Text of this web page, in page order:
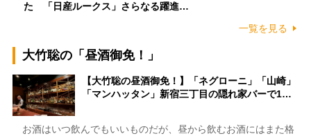
た 「日産ルークス」さらなる躍進…
一覧を見る
大竹聡の「昼酒御免！」
【大竹聡の昼酒御免！】「ネグローニ」「山崎」
「マンハッタン」新宿三丁目の隠れ家バーで1…
お酒はいつ飲んでもいいものだが、昼から飲むお酒にはまた格